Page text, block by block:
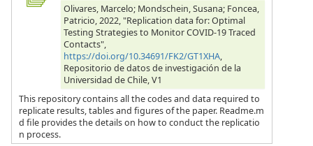
Olivares, Marcelo; Mondschein, Susana; Foncea,
Patricio, 2022, "Replication data for: Optimal
Testing Strategies to Monitor COVID-19 Traced
Contacts",
https://doi.org/10.34691/FK2/GT1XHA,
Repositorio de datos de investigación de la
Universidad de Chile, V1
This repository contains all the codes and data required to
replicate results, tables and figures of the paper. Readme.m
d file provides the details on how to conduct the replicatio
n process.